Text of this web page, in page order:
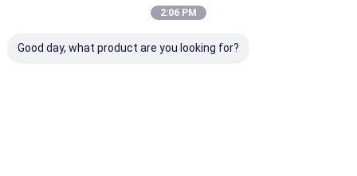
2:06 PM
Good day, what product are you looking for?